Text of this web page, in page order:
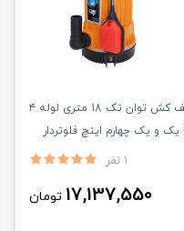
کف کش توان تک 18 متری لوله ۴
یک و یک چهارم اینچ فلوتردار
1 نفر
17,137,550 تومان